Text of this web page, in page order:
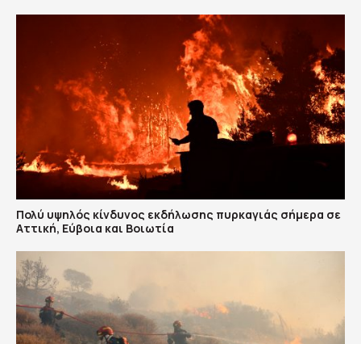
Πολύ υψηλός κίνδυνος εκδήλωσης πυρκαγιάς σήμερα σε
Αττική, Εύβοια και Βοιωτία